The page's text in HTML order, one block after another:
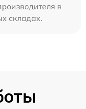
в
складах.